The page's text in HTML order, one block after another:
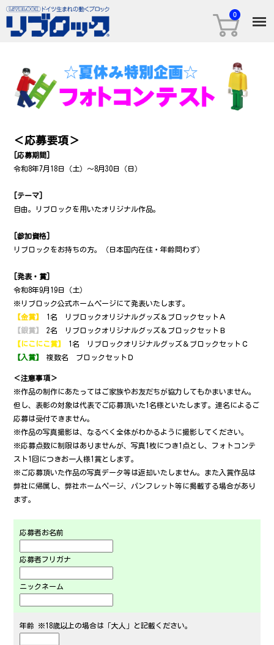
＜応募要項＞
[応募期間]
令和8年7月18日（土）～8月30日（日）
[テーマ]
自由。リブロックを用いたオリジナル作品。
[参加資格]
リブロックをお持ちの方。（日本国内在住・年齢問わず）
[発表・賞]
令和8年9月19日（土）
※リブロック公式ホームページにて発表いたします。
【金賞】
1名 リブロックオリジナルグッズ＆ブロックセットＡ
【銀賞】
2名 リブロックオリジナルグッズ＆ブロックセットＢ
【にこにこ賞】
1名 リブロックオリジナルグッズ＆ブロックセットＣ
【入賞】
複数名 ブロックセットＤ
＜注意事項＞
※作品の制作にあたってはご家族やお友だちが協力してもかまいません。
但し、表彰の対象は代表でご応募頂いた1名様といたします。連名によるご
応募は受付できません。
※作品の写真撮影は、なるべく全体がわかるように撮影してください。
※応募点数に制限はありませんが、写真1枚につき1点とし、フォトコンテ
スト1回につきお一人様1賞とします。
※ご応募頂いた作品の写真データ等は返却いたしません。また入賞作品は
弊社に帰属し、弊社ホームページ、パンフレット等に掲載する場合があり
ます。
応募者お名前
応募者フリガナ
ニックネーム
年齢 ※18歳以上の場合は「大人」と記載ください。